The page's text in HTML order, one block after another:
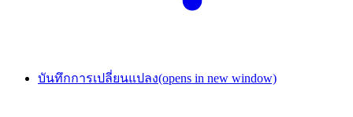
บันทึกการเปลี่ยนแปลง(opens in new window)